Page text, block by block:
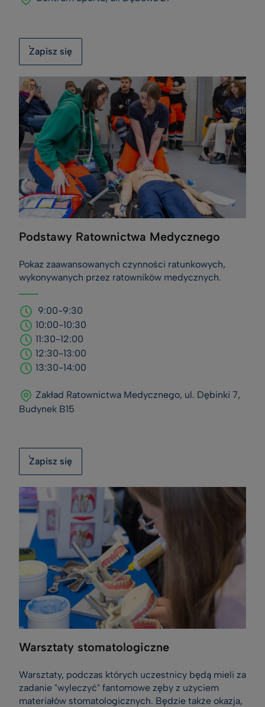
Zapisz się
Podstawy Ratownictwa Medycznego
Pokaz zaawansowanych czynności ratunkowych,
wykonywanych przez ratowników medycznych.
9:00-9:30
10:00-10:30
11:30-12:00
12:30-13:00
13:30-14:00
Zakład Ratownictwa Medycznego, ul. Dębinki 7,
Budynek B15
Zapisz się
Warsztaty stomatologiczne
Warsztaty, podczas których uczestnicy będą mieli za
zadanie "wyleczyć" fantomowe zęby z użyciem
materiałów stomatologicznych. Będzie także okazja,